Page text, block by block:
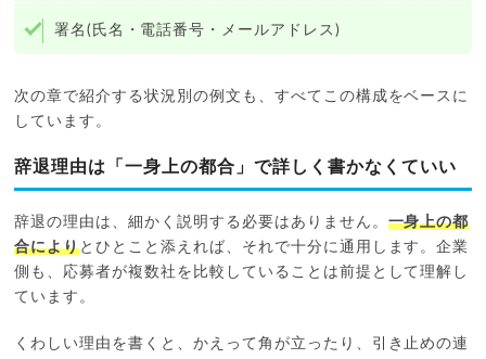
署名(氏名・電話番号・メールアドレス)
次の章で紹介する状況別の例文も、すべてこの構成をベースに
しています。
辞退理由は「一身上の都合」で詳しく書かなくていい
辞退の理由は、細かく説明する必要はありません。 一身上の都
合によりとひとこと添えれば、それで十分に通用します。企業
側も、応募者が複数社を比較していることは前提として理解し
ています。
くわしい理由を書くと、かえって角が立ったり、引き止めの連